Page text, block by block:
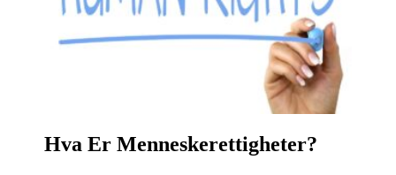
Hva Er Menneskerettigheter?